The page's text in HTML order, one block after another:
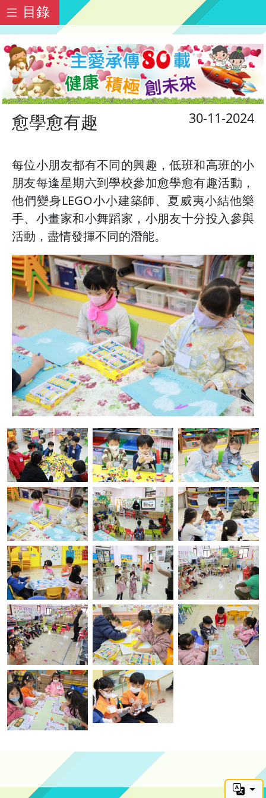
目錄
30-11-2024
愈學愈有趣
每位小朋友都有不同的興趣，低班和高班的小
朋友每逢星期六到學校參加愈學愈有趣活動，
他們變身LEGO小小建築師、夏威夷小結他樂
手、小畫家和小舞蹈家，小朋友十分投入參與
活動，盡情發揮不同的潛能。